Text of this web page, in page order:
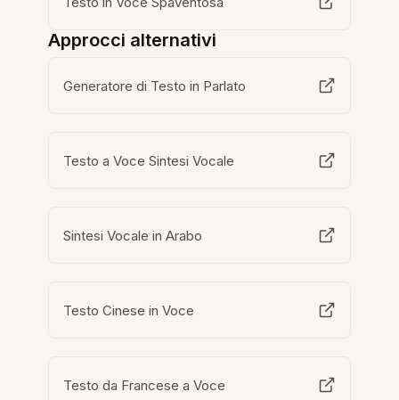
Approcci alternativi
Generatore di Testo in Parlato
Testo a Voce Sintesi Vocale
Sintesi Vocale in Arabo
Testo Cinese in Voce
Testo da Francese a Voce